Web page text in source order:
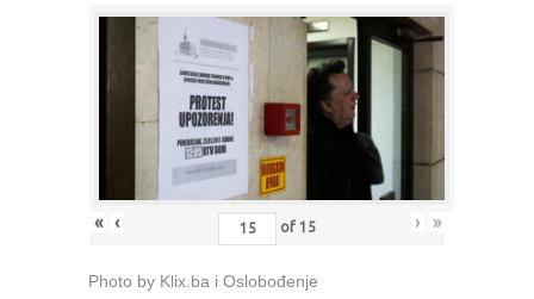
« ‹ of 15 › »
Photo by Klix.ba i Oslobođenje